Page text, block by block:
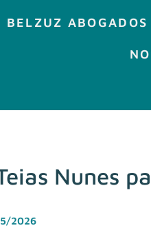
BELZUZ ABOGADOS
Nunes
2026